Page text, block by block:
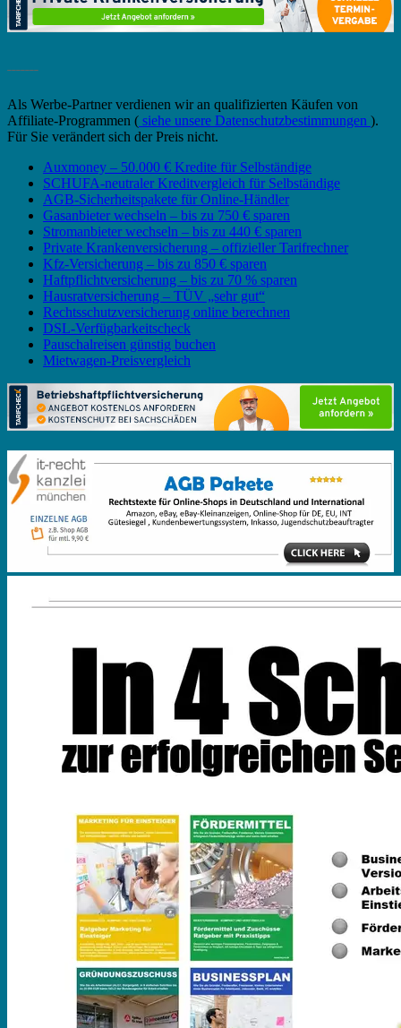
Als Werbe-Partner verdienen wir an qualifizierten Käufen von
Affiliate-Programmen ( siehe unsere Datenschutzbestimmungen ).
Für Sie verändert sich der Preis nicht.
Auxmoney – 50.000 € Kredite für Selbständige
SCHUFA-neutraler Kreditvergleich für Selbständige
AGB-Sicherheitspakete für Online-Händler
Gasanbieter wechseln – bis zu 750 € sparen
Stromanbieter wechseln – bis zu 440 € sparen
Private Krankenversicherung – offizieller Tarifrechner
Kfz-Versicherung – bis zu 850 € sparen
Haftpflichtversicherung – bis zu 70 % sparen
Hausratversicherung – TÜV „sehr gut“
Rechtsschutzversicherung online berechnen
DSL-Verfügbarkeitscheck
Pauschalreisen günstig buchen
Mietwagen-Preisvergleich